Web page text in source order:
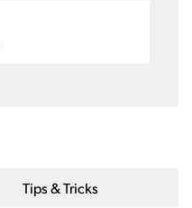
Tips & Tricks